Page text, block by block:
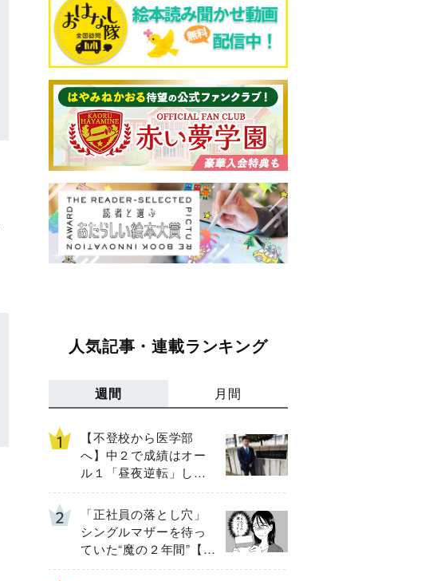
人気記事・連載ランキング
週間 月間
【不登校から医学部
へ】中２で成績はオー
ル１「昼夜逆転」した
わが子を”夜遊び”に連れ
出した母の気づき
「正社員の落とし穴」
シングルマザーを待っ
ていた“魔の２年間”【後
編】